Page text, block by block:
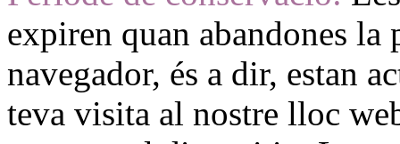
expiren quan abandones la
navegador, és a dir, estan
teva visita al nostre lloc